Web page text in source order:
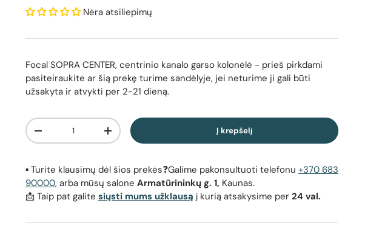
Nėra atsiliepimų
Focal SOPRA CENTER, centrinio kanalo garso kolonėlė - prieš pirkdami
pasiteiraukite ar šią prekę turime sandėlyje, jei neturime ji gali būti
užsakyta ir atvykti per 2-21 dieną.
Kiekis
Sumažinti kiekį
Padidinti kiekį Į krepšelį
▪️ Turite klausimų dėl šios prekės❓Galime pakonsultuoti telefonu +370 683
90000, arba mūsų salone Armatūrininkų g. 1, Kaunas.
📩 Taip pat galite siųsti mums užklausą į kurią atsakysime per 24 val.